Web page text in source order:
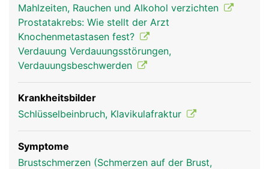
Brustbein Frau Brustbein Mann
Mahlzeiten, Rauchen und Alkohol verzichten
Prostatakrebs: Wie stellt der Arzt
Knochenmetastasen fest?
Verdauung Verdauungsstörungen,
Verdauungsbeschwerden
Krankheitsbilder
Schlüsselbeinbruch, Klavikulafraktur
Symptome
Brustschmerzen (Schmerzen auf der Brust,